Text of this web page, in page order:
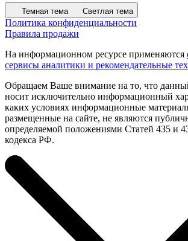
Темная тема Светлая тема
Политика конфиденциальности
Правила продажи
На информационном ресурсе применяются
сервисы аналитики и рекомендательные
Обращаем Ваше внимание на то, что
носит исключительно информационный
каких условиях информационные
размещенные на сайте, не являются
определяемой положениями Статей 435 и
кодекса РФ.